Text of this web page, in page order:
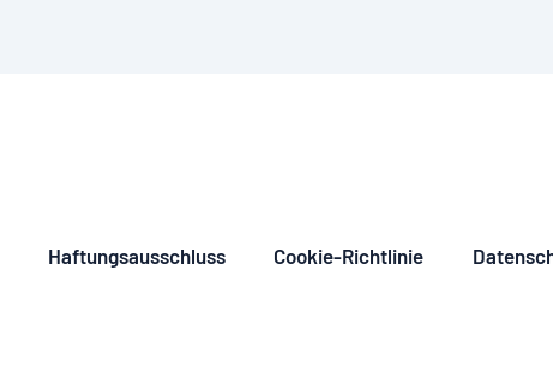
Haftungsausschluss Cookie-Richtlinie